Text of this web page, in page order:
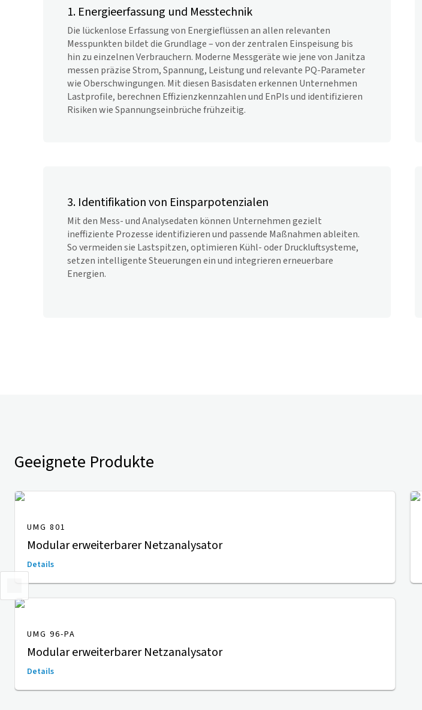
1. Energieerfassung und Messtechnik
Die lückenlose Erfassung von Energieflüssen an allen relevanten
Messpunkten bildet die Grundlage – von der zentralen Einspeisung bis
hin zu einzelnen Verbrauchern. Moderne Messgeräte wie jene von Janitza
messen präzise Strom, Spannung, Leistung und relevante PQ-Parameter
wie Oberschwingungen. Mit diesen Basisdaten erkennen Unternehmen
Lastprofile, berechnen Effizienzkennzahlen und EnPIs und identifizieren
Risiken wie Spannungseinbrüche frühzeitig.
3. Identifikation von Einsparpotenzialen
Mit den Mess- und Analysedaten können Unternehmen gezielt
ineffiziente Prozesse identifizieren und passende Maßnahmen ableiten.
So vermeiden sie Lastspitzen, optimieren Kühl- oder Druckluftsysteme,
setzen intelligente Steuerungen ein und integrieren erneuerbare
Energien.
Geeignete Produkte
UMG 801
Modular erweiterbarer Netzanalysator
Details
UMG 96-PA
Modular erweiterbarer Netzanalysator
Details